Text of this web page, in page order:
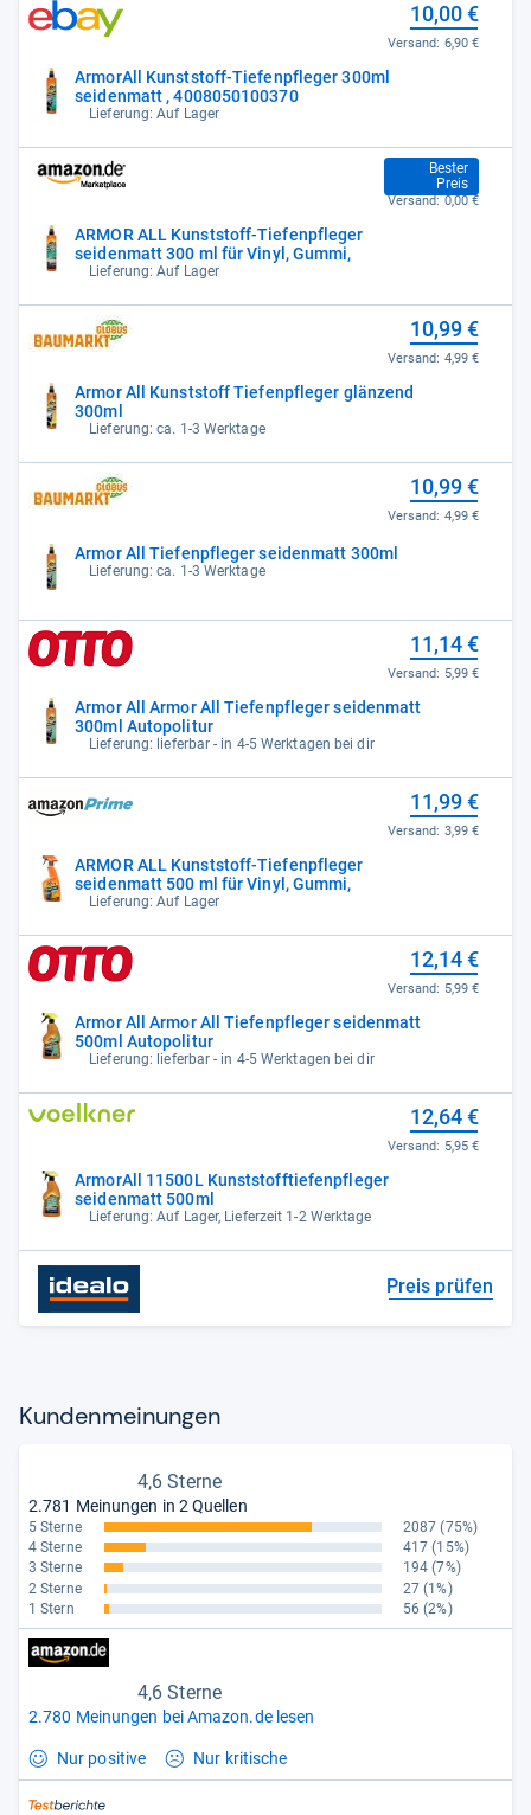
ArmorAll Kunststoff-Tiefenpfleger 300ml
seidenmatt , 4008050100370
Lieferung: Auf Lager
10,00 €
Versand: 6,90 €
ARMOR ALL Kunststoff-Tiefenpfleger
seidenmatt 300 ml für Vinyl, Gummi,
Lieferung: Auf Lager
Bester
Preis
10,50 €
Versand: 0,00 €
Armor All Kunststoff Tiefenpfleger glänzend
300ml
Lieferung: ca. 1-3 Werktage
10,99 €
Versand: 4,99 €
Armor All Tiefenpfleger seidenmatt 300ml
Lieferung: ca. 1-3 Werktage
10,99 €
Versand: 4,99 €
Armor All Armor All Tiefenpfleger seidenmatt
300ml Autopolitur
Lieferung: lieferbar - in 4-5 Werktagen bei dir
11,14 €
Versand: 5,99 €
ARMOR ALL Kunststoff-Tiefenpfleger
seidenmatt 500 ml für Vinyl, Gummi,
Lieferung: Auf Lager
11,99 €
Versand: 3,99 €
Armor All Armor All Tiefenpfleger seidenmatt
500ml Autopolitur
Lieferung: lieferbar - in 4-5 Werktagen bei dir
12,14 €
Versand: 5,99 €
ArmorAll 11500L Kunststofftiefenpfleger
seidenmatt 500ml
Lieferung: Auf Lager, Lieferzeit 1-2 Werktage
12,64 €
Versand: 5,95 €
Preis prüfen
Kun­den­mei­nun­gen
4,6 Sterne
2.781 Meinungen in 2 Quellen
5 Sterne 2087 (75%)
4 Sterne
417 (15%)
3 Sterne
194 (7%)
2 Sterne
27 (1%)
1 Stern
56 (2%)
4,6 Sterne
2.780 Meinungen bei Amazon.de lesen
Nur positive Nur kritische